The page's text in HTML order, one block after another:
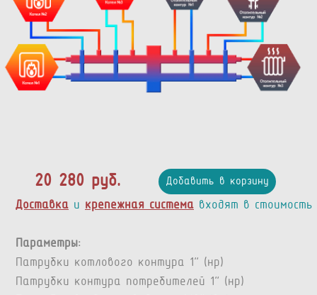
20 280 руб. Добавить в корзину
Доставка и крепежная система входят в стоимость
Параметры:
Патрубки котлового контура 1” (нр)
Патрубки контура потребителей 1” (нр)